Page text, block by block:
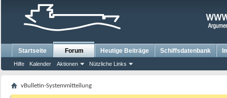
Startseite Forum
Hilfe Kalender Aktionen Nützliche Links
Heutige Beiträge Schiffsdatenbank
vBulletin-Systemmitteilung